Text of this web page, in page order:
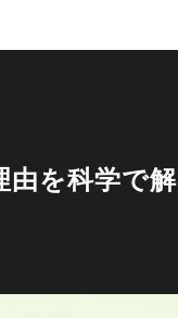
由を科学で解